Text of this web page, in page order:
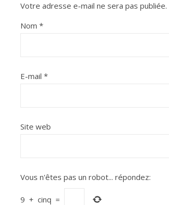
Votre adresse e-mail ne sera pas publiée.
Nom *
E-mail *
Site web
Vous n'êtes pas un robot... répondez:
9 + cinq =